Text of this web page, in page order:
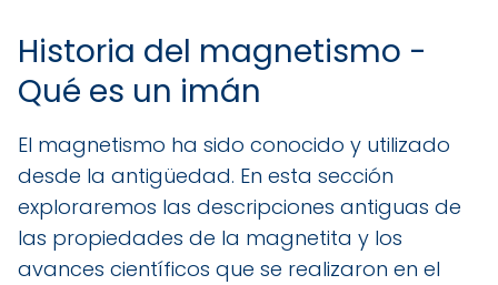
Historia del magnetismo -
Qué es un imán
El magnetismo ha sido conocido y utilizado
desde la antigüedad. En esta sección
exploraremos las descripciones antiguas de
las propiedades de la magnetita y los
avances científicos que se realizaron en el